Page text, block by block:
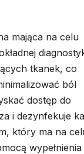
mająca na celu
tkanek, co
ból
dostęp do
i dezynfekuje
który ma na